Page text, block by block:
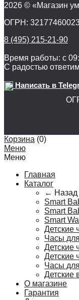
2026 © «Магазин
ОГРН:
8 (495) 215-21-90
Время работы: с
С радостью
Написать в
Корзина (0)
Меню
Меню
Главная
Каталог
← Назад
Smart
Smart
Smart
Детские
Часы
Детские
Детские
Часы
Детские
О магазине
Гарантия